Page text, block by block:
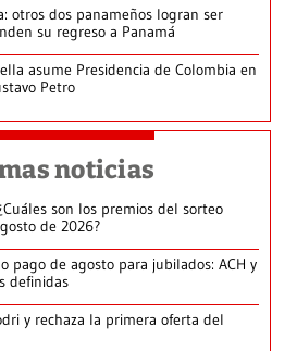
otros dos panameños logran ser
su regreso a Panamá
asume Presidencia de Colombia en
Petro
noticias
son los premios del sorteo
de 2026?
pago de agosto para jubilados: ACH y
definidas
y rechaza la primera oferta del